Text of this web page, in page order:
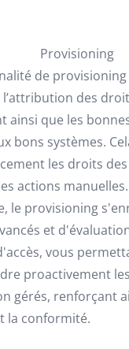
Provisioning
de provisioning
des
ainsi que les
bons systèmes.
les droits
actions
le provisioning
et
vous
proactivement
gérés, renforçant
la conformité.